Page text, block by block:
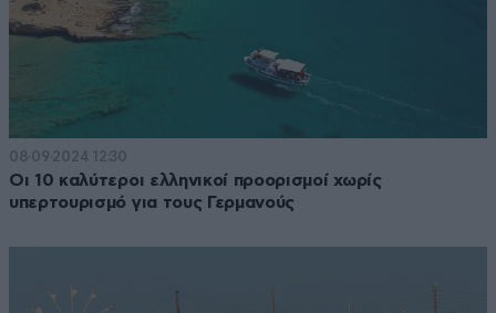
08·09·2024 12:30
Οι 10 καλύτεροι ελληνικοί προορισμοί χωρίς
υπερτουρισμό για τους Γερμανούς